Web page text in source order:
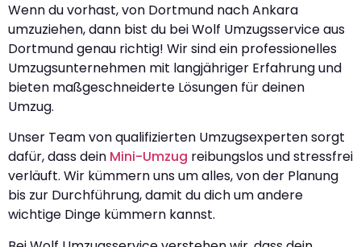
Wenn du vorhast, von Dortmund nach Ankara
umzuziehen, dann bist du bei Wolf Umzugsservice aus
Dortmund genau richtig! Wir sind ein professionelles
Umzugsunternehmen mit langjähriger Erfahrung und
bieten maßgeschneiderte Lösungen für deinen
Umzug.
Unser Team von qualifizierten Umzugsexperten sorgt
dafür, dass dein Mini-Umzug reibungslos und stressfrei
verläuft. Wir kümmern uns um alles, von der Planung
bis zur Durchführung, damit du dich um andere
wichtige Dinge kümmern kannst.